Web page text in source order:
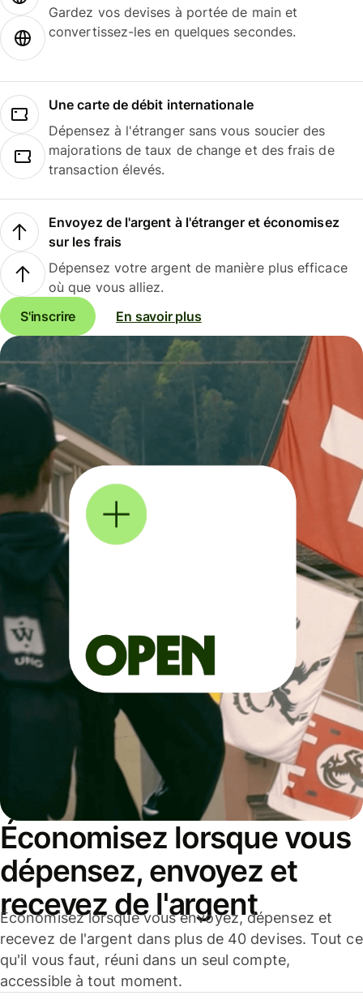
Gardez vos devises à portée de main et
convertissez-les en quelques secondes.
Une carte de débit internationale
Dépensez à l'étranger sans vous soucier des
majorations de taux de change et des frais de
transaction élevés.
Envoyez de l'argent à l'étranger et économisez
sur les frais
Dépensez votre argent de manière plus efficace
où que vous alliez.
S'inscrire
En savoir plus
Économisez lorsque vous
dépensez, envoyez et
recevez de l'argent
Économisez lorsque vous envoyez, dépensez et
recevez de l'argent dans plus de 40 devises. Tout ce
qu'il vous faut, réuni dans un seul compte,
accessible à tout moment.